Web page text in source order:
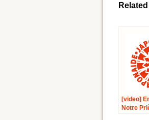
[video]
Notre